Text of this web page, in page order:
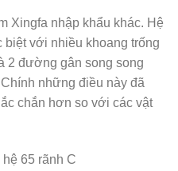
Xingfa nhập khẩu khác. Hệ
biệt với nhiều khoang trống
2 đường gân song song
những điều này đã
chắn hơn so với các vật
65 rãnh C